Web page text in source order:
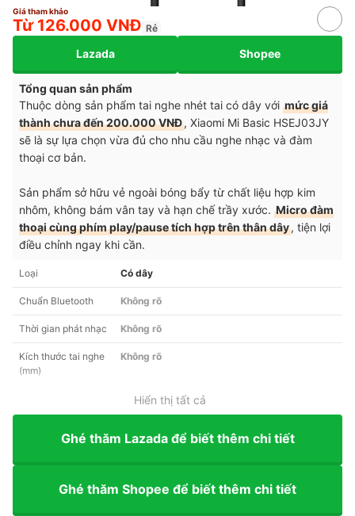
Giá tham khảo
Từ 126.000 VNĐ Rẻ
Lazada Shopee
Tổng quan sản phẩm
Thuộc dòng sản phẩm tai nghe nhét tai có dây với mức giá
thành chưa đến 200.000 VNĐ, Xiaomi Mi Basic HSEJ03JY
sẽ là sự lựa chọn vừa đủ cho nhu cầu nghe nhạc và đàm
thoại cơ bản.
Sản phẩm sở hữu vẻ ngoài bóng bẩy từ chất liệu hợp kim
nhôm, không bám vân tay và hạn chế trầy xước. Micro đàm
thoại cùng phím play/pause tích hợp trên thân dây, tiện lợi
điều chỉnh ngay khi cần.
Loại Có dây
Chuẩn Bluetooth Không rõ
Thời gian phát nhạc Không rõ
Kích thước tai nghe
(mm)
Không rõ
Hiển thị tất cả
Ghé thăm Lazada để biết thêm chi tiết
Ghé thăm Shopee để biết thêm chi tiết